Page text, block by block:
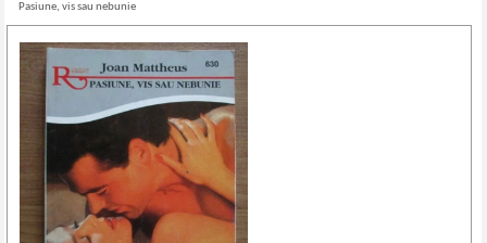
Pasiune, vis sau nebunie